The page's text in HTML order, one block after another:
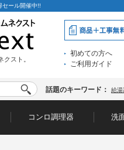
セール開催中!!
スト。
初めての方へ
ご利用ガイド
話題のキーワード： 給湯
コンロ調理器 洗